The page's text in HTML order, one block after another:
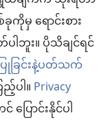
မှ ရောင်းစား
ါဘူး။ ပိုသိချင်ရင်
ြုခြင်းနဲ့ပတ်သက်
ပါ။Privacy
ြောင်းနိုင်ပါ
of Pennsylvania.